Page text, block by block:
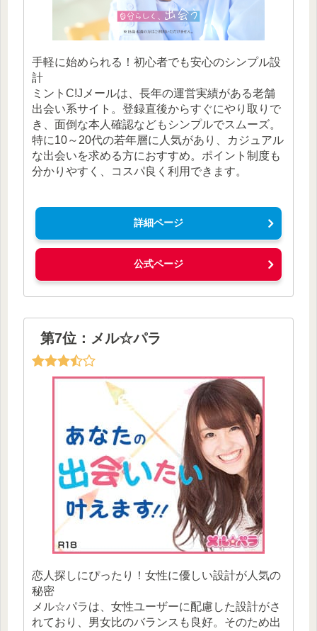
手軽に始められる！初心者でも安心のシンプル設
計
ミントC!Jメールは、長年の運営実績がある老舗
出会い系サイト。登録直後からすぐにやり取りで
き、面倒な本人確認などもシンプルでスムーズ。
特に10～20代の若年層に人気があり、カジュアル
な出会いを求める方におすすめ。ポイント制度も
分かりやすく、コスパ良く利用できます。
詳細ページ
公式ページ
第7位：メル☆パラ
恋人探しにぴったり！女性に優しい設計が人気の
秘密
メル☆パラは、女性ユーザーに配慮した設計がさ
れており、男女比のバランスも良好。そのため出